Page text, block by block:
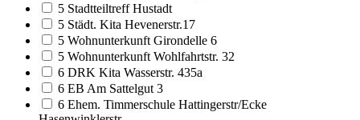
5 Stadtteiltreff Hustadt
5 Städt. Kita Hevenerstr.17
5 Wohnunterkunft Girondelle 6
5 Wohnunterkunft Wohlfahrtstr. 32
6 DRK Kita Wasserstr. 435a
6 EB Am Sattelgut 3
6 Ehem. Timmerschule Hattingerstr/Ecke